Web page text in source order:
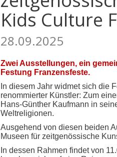
Kids Culture
28.09.2025
Zwei Ausstellungen, ein
Festung Franzensfeste.
In diesem Jahr widmet sich die
renommierter Künstler: Zum
Hans-Günther Kaufmann in
Weltreligionen.
Ausgehend von diesen beiden
Museen für zeitgenössische
In dessen Rahmen findet von